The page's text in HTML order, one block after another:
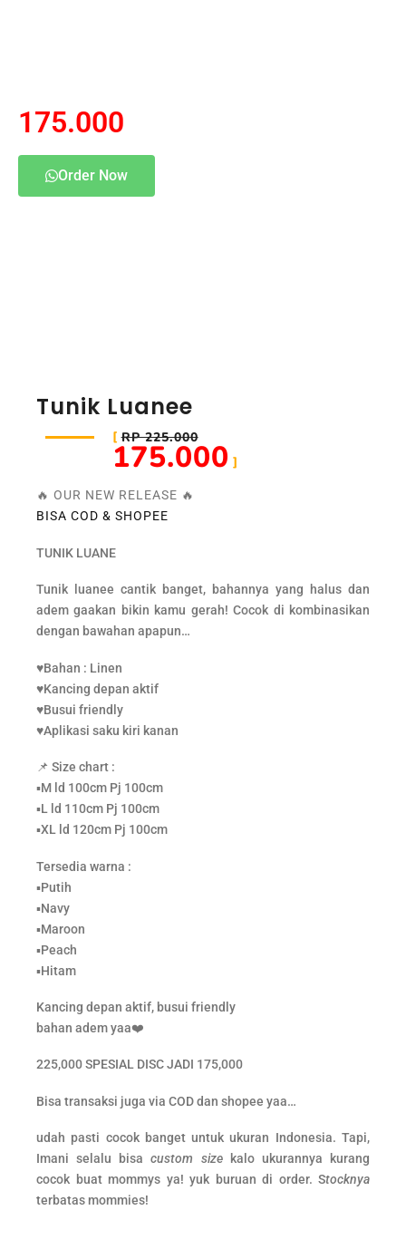
Tunik Luanee
RP 225.000
175.000
🔥 OUR NEW RELEASE 🔥
BISA COD & SHOPEE
TUNIK LUANE
Tunik luanee cantik banget, bahannya yang halus dan
adem gaakan bikin kamu gerah! Cocok di kombinasikan
dengan bawahan apapun…
♥️Bahan : Linen
♥️Kancing depan aktif
♥️Busui friendly
♥️Aplikasi saku kiri kanan
📌 Size chart :
▪️M ld 100cm Pj 100cm
▪️L ld 110cm Pj 100cm
▪️XL ld 120cm Pj 100cm
Tersedia warna :
▪️Putih
▪️Navy
▪️Maroon
▪️Peach
▪️Hitam
Kancing depan aktif, busui friendly
bahan adem yaa❤️
225,000 SPESIAL DISC JADI 175,000
Bisa transaksi juga via COD dan shopee yaa…
udah pasti cocok banget untuk ukuran Indonesia. Tapi,
Imani selalu bisacustom sizekalo ukurannya kurang
cocok buat mommys ya! yuk buruan di order. Stocknya
terbatas mommies!
175.000
Order Now